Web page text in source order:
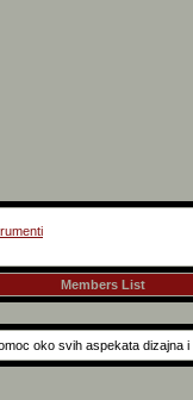
Members List
oko svih aspekata dizajna